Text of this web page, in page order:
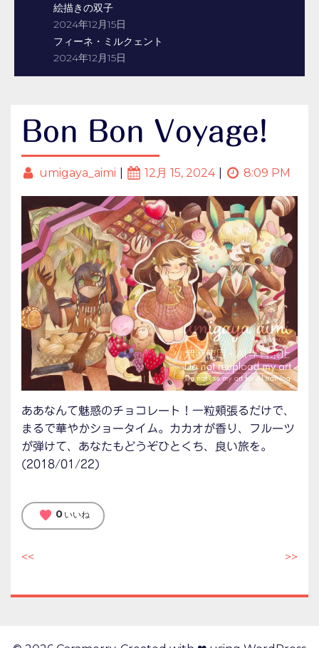
Bon Bon Voyage!
umigaya_aimi 12月 15, 2024 8:09 PM
ああなんて魅惑のチョコレート！一粒頬張るだけで、
まるで華やかショータイム。カカオが香り、フルーツ
が弾けて、あなたもどうぞひとくち、良い旅を。
(2018/01/22)
favorite 0 いいね
<< >>
絵描きの双子
2024年12月15日
フィーネ・ミルクェント
2024年12月15日